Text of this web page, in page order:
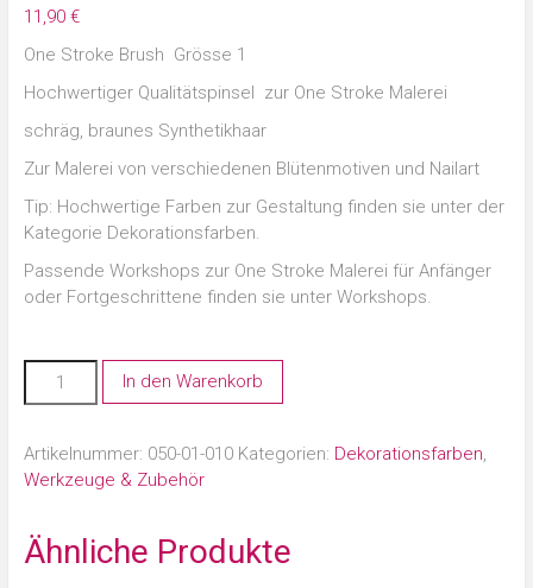
11,90 €
One Stroke Brush Grösse 1
Hochwertiger Qualitätspinsel zur One Stroke Malerei
schräg, braunes Synthetikhaar
Zur Malerei von verschiedenen Blütenmotiven und Nailart
Tip: Hochwertige Farben zur Gestaltung finden sie unter der
Kategorie Dekorationsfarben.
Passende Workshops zur One Stroke Malerei für Anfänger
oder Fortgeschrittene finden sie unter Workshops.
In den Warenkorb
Artikelnummer: 050-01-010 Kategorien: Dekorationsfarben,
Werkzeuge & Zubehör
Ähnliche Produkte